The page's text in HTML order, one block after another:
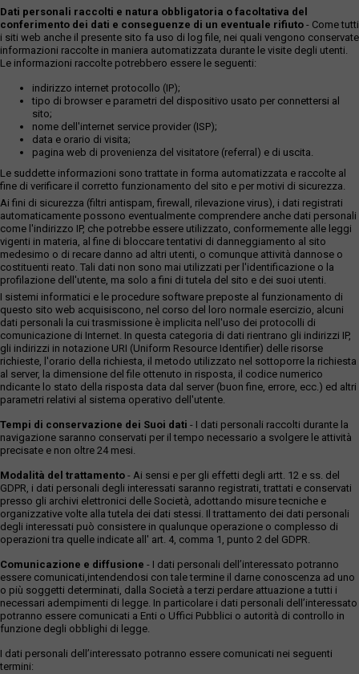
Dati personali raccolti e natura obbligatoria o facoltativa del
conferimento dei dati e conseguenze di un eventuale rifiuto - Come tutti
i siti web anche il presente sito fa uso di log file, nei quali vengono conservate
informazioni raccolte in maniera automatizzata durante le visite degli utenti.
Le informazioni raccolte potrebbero essere le seguenti:
indirizzo internet protocollo (IP);
tipo di browser e parametri del dispositivo usato per connettersi al
sito;
nome dell'internet service provider (ISP);
data e orario di visita;
pagina web di provenienza del visitatore (referral) e di uscita.
Le suddette informazioni sono trattate in forma automatizzata e raccolte al
fine di verificare il corretto funzionamento del sito e per motivi di sicurezza.
Ai fini di sicurezza (filtri antispam, firewall, rilevazione virus), i dati registrati
automaticamente possono eventualmente comprendere anche dati personali
come l'indirizzo IP, che potrebbe essere utilizzato, conformemente alle leggi
vigenti in materia, al fine di bloccare tentativi di danneggiamento al sito
medesimo o di recare danno ad altri utenti, o comunque attività dannose o
costituenti reato. Tali dati non sono mai utilizzati per l'identificazione o la
profilazione dell'utente, ma solo a fini di tutela del sito e dei suoi utenti.
I sistemi informatici e le procedure software preposte al funzionamento di
questo sito web acquisiscono, nel corso del loro normale esercizio, alcuni
dati personali la cui trasmissione è implicita nell'uso dei protocolli di
comunicazione di Internet. In questa categoria di dati rientrano gli indirizzi IP,
gli indirizzi in notazione URI (Uniform Resource Identifier) delle risorse
richieste, l'orario della richiesta, il metodo utilizzato nel sottoporre la richiesta
al server, la dimensione del file ottenuto in risposta, il codice numerico
ndicante lo stato della risposta data dal server (buon fine, errore, ecc.) ed altri
parametri relativi al sistema operativo dell'utente.
Tempi di conservazione dei Suoi dati - I dati personali raccolti durante la
navigazione saranno conservati per il tempo necessario a svolgere le attività
precisate e non oltre 24 mesi.
Modalità del trattamento - Ai sensi e per gli effetti degli artt. 12 e ss. del
GDPR, i dati personali degli interessati saranno registrati, trattati e conservati
presso gli archivi elettronici delle Società, adottando misure tecniche e
organizzative volte alla tutela dei dati stessi. Il trattamento dei dati personali
degli interessati può consistere in qualunque operazione o complesso di
operazioni tra quelle indicate all' art. 4, comma 1, punto 2 del GDPR.
Comunicazione e diffusione - I dati personali dell’interessato potranno
essere comunicati,intendendosi con tale termine il darne conoscenza ad uno
o più soggetti determinati, dalla Società a terzi perdare attuazione a tutti i
necessari adempimenti di legge. In particolare i dati personali dell’interessato
potranno essere comunicati a Enti o Uffici Pubblici o autorità di controllo in
funzione degli obblighi di legge.
I dati personali dell’interessato potranno essere comunicati nei seguenti
termini: